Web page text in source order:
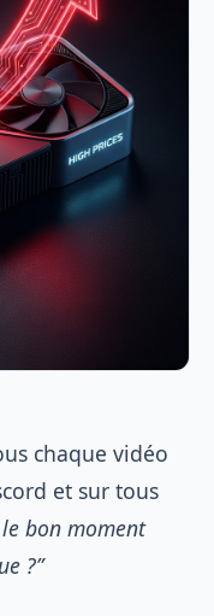
chaque vidéo
et sur tous
le bon moment
?”